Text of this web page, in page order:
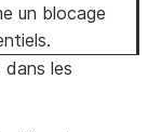
un blocage
les